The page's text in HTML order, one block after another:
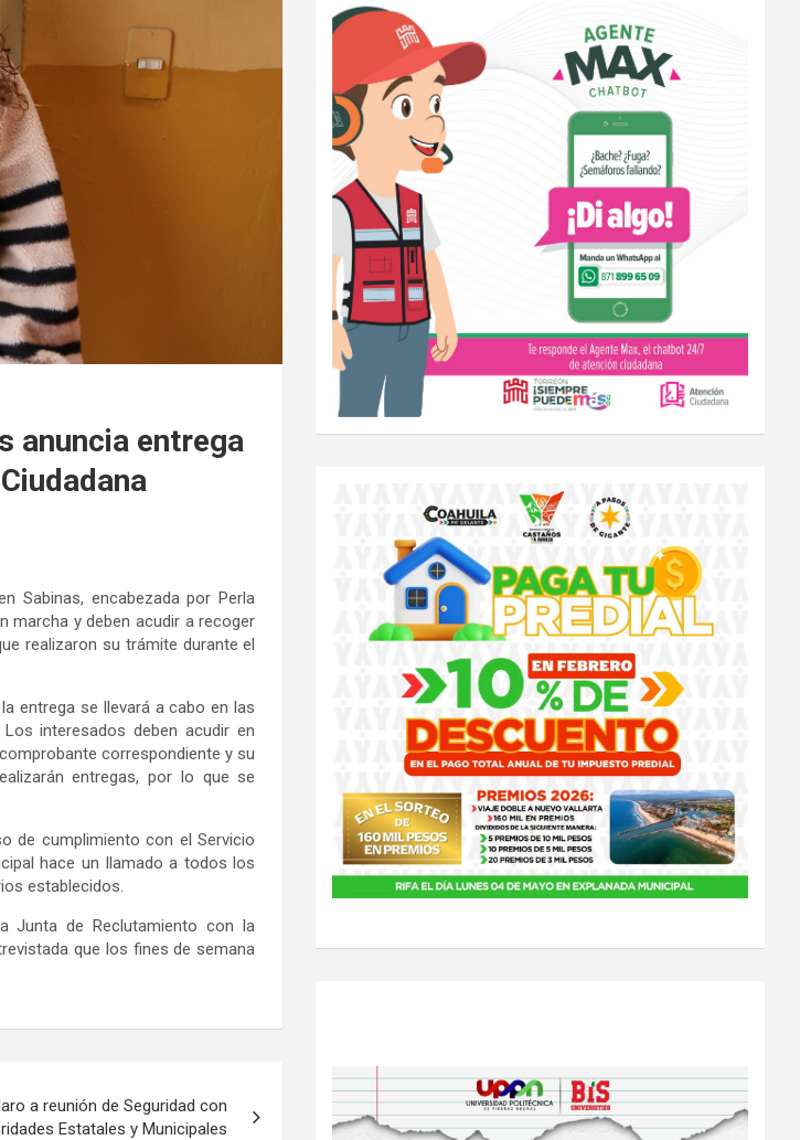
anuncia entrega
Sabinas, encabezada por Perla
marcha y deben acudir a recoger
realizaron su trámite durante el
entrega se llevará a cabo en las
interesados deben acudir en
correspondiente y su
entregas, por lo que se
de cumplimiento con el Servicio
hace un llamado a todos los
establecidos.
Junta de Reclutamiento con la
que los fines de semana
a reunión de Seguridad con
Estatales y Municipales